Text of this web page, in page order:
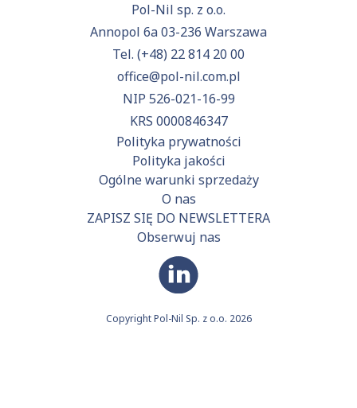
Pol-Nil sp. z o.o.
Annopol 6a 03-236 Warszawa
Tel. (+48) 22 814 20 00
office@pol-nil.com.pl
NIP 526-021-16-99
KRS 0000846347
Polityka prywatności
Polityka jakości
Ogólne warunki sprzedaży
O nas
ZAPISZ SIĘ DO NEWSLETTERA
Obserwuj nas
Copyright Pol-Nil Sp. z o.o. 2026